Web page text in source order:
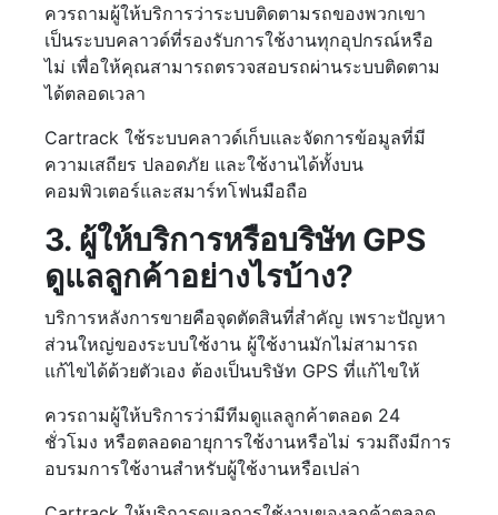
ควรถามผู้ให้บริการว่าระบบติดตามรถของพวกเขา
เป็นระบบคลาวด์ที่รองรับการใช้งานทุกอุปกรณ์หรือ
ไม่ เพื่อให้คุณสามารถตรวจสอบรถผ่านระบบติดตาม
ได้ตลอดเวลา
Cartrack ใช้ระบบคลาวด์เก็บและจัดการข้อมูลที่มี
ความเสถียร ปลอดภัย และใช้งานได้ทั้งบน
คอมพิวเตอร์และสมาร์ทโฟนมือถือ
3. ผู้ให้บริการหรือบริษัท GPS
ดูแลลูกค้าอย่างไรบ้าง?
บริการหลังการขายคือจุดตัดสินที่สำคัญ เพราะปัญหา
ส่วนใหญ่ของระบบใช้งาน ผู้ใช้งานมักไม่สามารถ
แก้ไขได้ด้วยตัวเอง ต้องเป็นบริษัท GPS ที่แก้ไขให้
ควรถามผู้ให้บริการว่ามีทีมดูแลลูกค้าตลอด 24
ชั่วโมง หรือตลอดอายุการใช้งานหรือไม่ รวมถึงมีการ
อบรมการใช้งานสำหรับผู้ใช้งานหรือเปล่า